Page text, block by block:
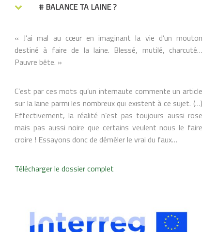
# BALANCE TA LAINE ?
« J’ai mal au cœur en imaginant la vie d’un mouton
destiné à faire de la laine. Blessé, mutilé, charcuté…
Pauvre bête. »
C’est par ces mots qu’un internaute commente un article
sur la laine parmi les nombreux qui existent à ce sujet. (…)
Effectivement, la réalité n’est pas toujours aussi rose
mais pas aussi noire que certains veulent nous le faire
croire ! Essayons donc de démêler le vrai du faux…
Télécharger le dossier complet